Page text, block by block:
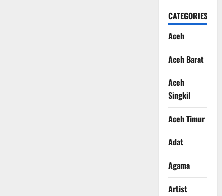
CATEGORIES
Aceh
Aceh Barat
Aceh
Singkil
Aceh Timur
Adat
Agama
Artist